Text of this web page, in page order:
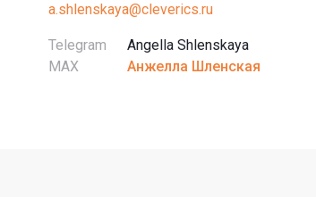
a.shlenskaya@cleverics.ru
Telegram
Angella Shlenskaya
MAX
Анжелла Шленская